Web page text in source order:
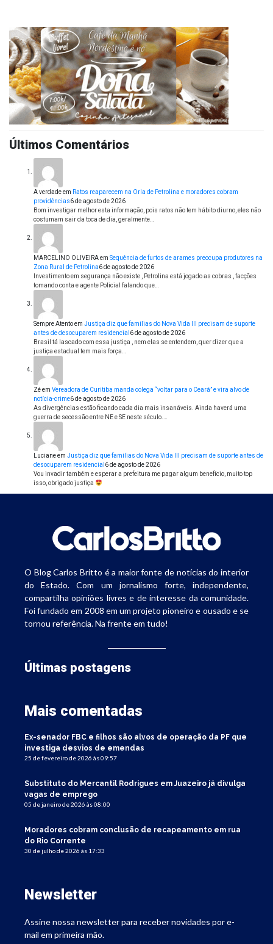
Últimos Comentários
A verdadeem Ratos reaparecem na Orla de Petrolina e moradores cobram
providências6 de agosto de 2026
Bom investigar melhor esta informação, pois ratos não tem hábito diurno, eles não
costumam sair da toca de dia, geralmente…
MARCELINO OLIVEIRAem Sequência de furtos de arames preocupa produtores na
Zona Rural de Petrolina6 de agosto de 2026
Investimento em segurança não existe , Petrolina está jogado as cobras , facções
tomando conta e agente Policial falando que…
Sempre Atentoem Justiça diz que famílias do Nova Vida III precisam de suporte
antes de desocuparem residencial 6 de agosto de 2026
Brasil tá lascado com essa justiça , nem elas se entendem, quer dizer que a
justiça estadual tem mais força…
Zéem Vereadora de Curitiba manda colega “voltar para o Ceará” e vira alvo de
notícia-crime6 de agosto de 2026
As divergências estão ficando cada dia mais insanáveis. Ainda haverá uma
guerra de secessão entre NE e SE neste século.…
Lucianeem Justiça diz que famílias do Nova Vida III precisam de suporte antes de
desocuparem residencial 6 de agosto de 2026
Vou invadir também e esperar a prefeitura me pagar algum benefício, muito top
isso, obrigado justiça
O Blog Carlos Britto é a maior fonte de notícias do interior
do Estado. Com um jornalismo forte, independente,
compartilha opiniões livres e de interesse da comunidade.
Foi fundado em 2008 em um projeto pioneiro e ousado e se
tornou referência. Na frente em tudo!
Últimas postagens
Mais comentadas
Ex-senador FBC e filhos são alvos de operação da PF que
investiga desvios de emendas
25 de fevereiro de 2026 às 09:57
Substituto do Mercantil Rodrigues em Juazeiro já divulga
vagas de emprego
05 de janeiro de 2026 às 08:00
Moradores cobram conclusão de recapeamento em rua
do Rio Corrente
30 de julho de 2026 às 17:33
Newsletter
Assine nossa newsletter para receber novidades por e-
mail em primeira mão.